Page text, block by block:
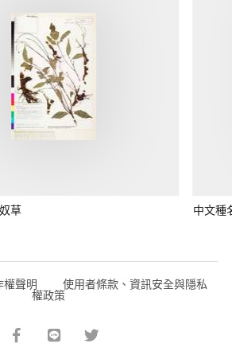
草 中文種
權聲明 使用者條款、資訊安全與隱私
權政策